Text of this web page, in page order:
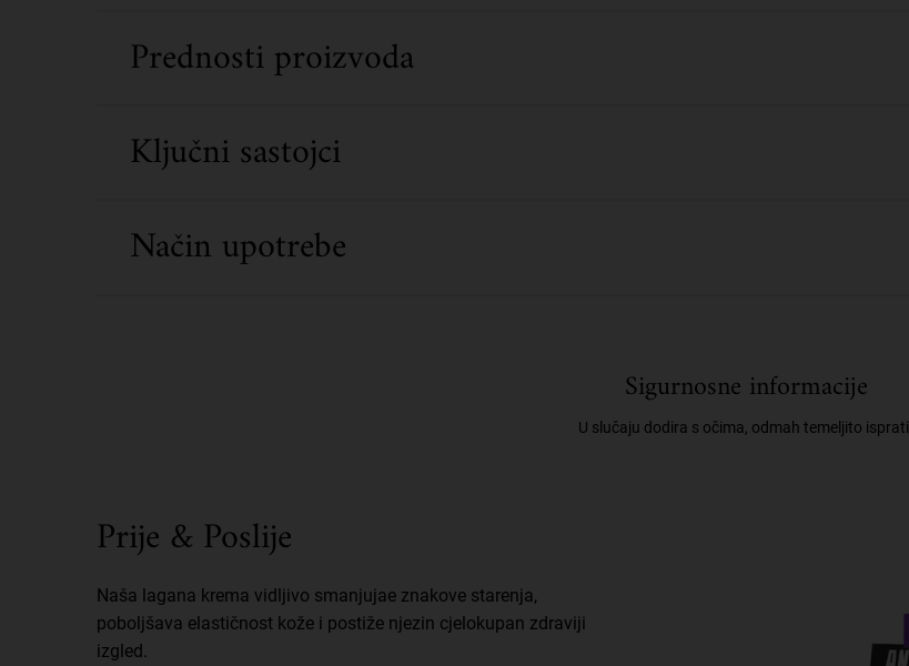
Prednosti proizvoda
Ključni sastojci
Način upotrebe
Sigurnosne informacije
U slučaju dodira s očima, odmah temeljito isprati.
Prije & Poslije
Naša lagana krema vidljivo smanjujae znakove starenja,
poboljšava elastičnost kože i postiže njezin cjelokupan zdraviji
izgled.